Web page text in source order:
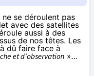
ne se déroulent pas
avec des satellites
aussi à des
de nos têtes. Les
dû faire face à
et d’observation »…